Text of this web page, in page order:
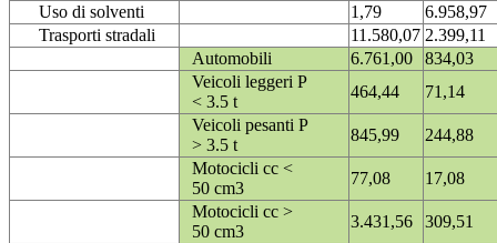
Uso di solventi 1,79
6.958,97
Trasporti stradali
11.580,07 2.399,11
Automobili
6.761,00
834,03
Veicoli leggeri P
< 3.5 t
464,44
71,14
Veicoli pesanti P
> 3.5 t
845,99
244,88
Motocicli cc <
50 cm3
77,08
17,08
Motocicli cc >
50 cm3
3.431,56
309,51